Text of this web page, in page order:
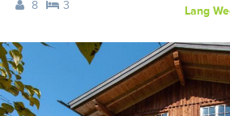
8 3 Lang